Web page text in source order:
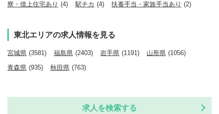
寮・借上住宅あり (4) 駅チカ (4) 扶養手当・家族手当あり (2)
東北エリアの求人情報を見る
宮城県 (3581) 福島県 (2403) 岩手県 (1191) 山形県 (1056)
青森県 (935) 秋田県 (763)
求人を検索する